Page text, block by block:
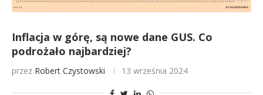
Inflacja w górę, są nowe dane GUS. Co
podrożało najbardziej?
przez Robert Czystowski 13 września 2024